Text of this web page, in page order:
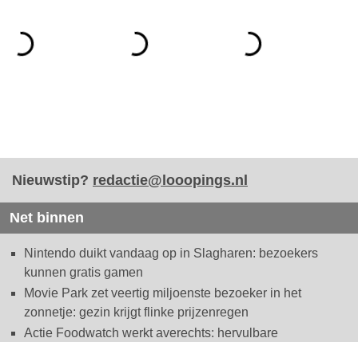
Nieuwstip? redactie@looopings.nl
Net binnen
Nintendo duikt vandaag op in Slagharen: bezoekers
kunnen gratis gamen
Movie Park zet veertig miljoenste bezoeker in het
zonnetje: gezin krijgt flinke prijzenregen
Actie Foodwatch werkt averechts: hervulbare